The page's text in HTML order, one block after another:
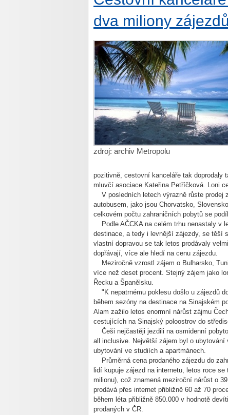
dva miliony zájezdů
zdroj: archiv Metropolu
pozitivně, cestovní kanceláře tak doprodaly
mluvčí asociace Kateřina Petříčková. Loni
V posledních letech výrazně růste prodej
autobusem, jako jsou Chorvatsko,
celkovém počtu zahraničních pobytů se
Podle AČCKA na celém trhu nenastaly v
destinace, a tedy i levnější zájezdy, se těší
vlastní dopravou se tak letos prodávaly
dopřávají, více ale hledí na cenu zájezdu.
Meziročně vzrostl zájem o Bulharsko,
více než deset procent. Stejný zájem jako
Řecku a Španělsku.
"K nepatrnému poklesu došlo u zájezdů
během sezóny na destinace na Sinajském
Alam zažilo letos enormní nárůst zájmu
cestujících na Sinajský poloostrov do
Češi nejčastěji jezdili na osmidenní
all inclusive. Největší zájem byl o
ubytování ve studiích a apartmánech.
Průměrná cena prodaného zájezdu do
lidí kupuje zájezd na internetu, letos roce
milionu), což znamená meziroční nárůst o
prodává přes internet přibližně 60 až 70
během léta přibližně 850.000 v hodnotě
prodaných v ČR.